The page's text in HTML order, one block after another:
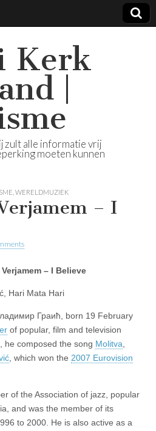
Kerk
|
zult alle informatie vrij
moeten kunnen
WERELDMUZIEK
– I
– I Believe
Hari Mata Hari
Граић, born 19 February
of popular, film and television
he composed the song Molitva
, which won the 2007 Eurovision
of the Association of jazz, popular
and was the member of its
to 2000. He is also active as a